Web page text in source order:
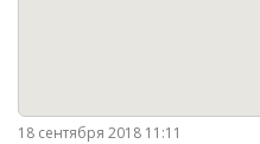
18 сентября 2018 11:11